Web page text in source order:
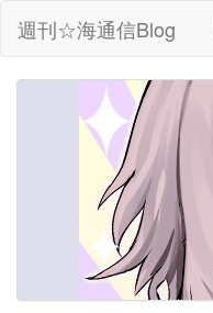
週刊☆海通信Blog